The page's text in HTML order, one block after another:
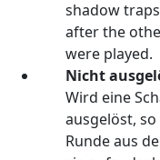
shadow
after the
were played.
Nicht
Wird eine
ausgelöst,
Runde aus